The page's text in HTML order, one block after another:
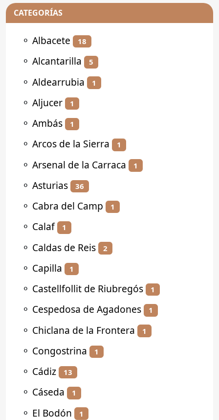
CATEGORÍAS
⚬ Albacete 18
⚬ Alcantarilla 5
⚬ Aldearrubia 1
⚬ Aljucer 1
⚬ Ambás 1
⚬ Arcos de la Sierra 1
⚬ Arsenal de la Carraca 1
⚬ Asturias 36
⚬ Cabra del Camp 1
⚬ Calaf 1
⚬ Caldas de Reis 2
⚬ Capilla 1
⚬ Castellfollit de Riubregós 1
⚬ Cespedosa de Agadones 1
⚬ Chiclana de la Frontera 1
⚬ Congostrina 1
⚬ Cádiz 13
⚬ Cáseda 1
⚬ El Bodón 1